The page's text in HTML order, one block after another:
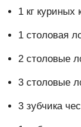
1 кг
1 столовая
2 столовые
3 столовые
3 зубчика